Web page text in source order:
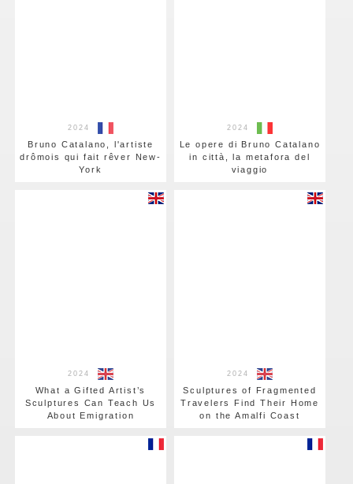
2024
Bruno Catalano, l'artiste
drômois qui fait rêver New-
York
2024
Le opere di Bruno Catalano
in città, la metafora del
viaggio
2024
What a Gifted Artist’s
Sculptures Can Teach Us
About Emigration
2024
Sculptures of Fragmented
Travelers Find Their Home
on the Amalfi Coast